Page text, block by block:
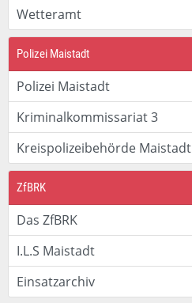
Wetteramt
Polizei Maistadt
Polizei Maistadt
Kriminalkommissariat 3
Kreispolizeibehörde Maistadt
ZfBRK
Das ZfBRK
I.L.S Maistadt
Einsatzarchiv